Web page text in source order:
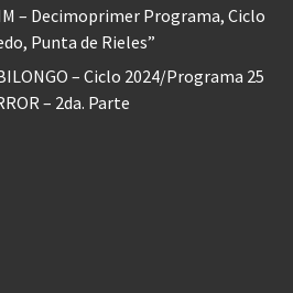
– Decimoprimer Programa, Ciclo
Punta de Rieles”
– Ciclo 2024/Programa 25
– 2da. Parte